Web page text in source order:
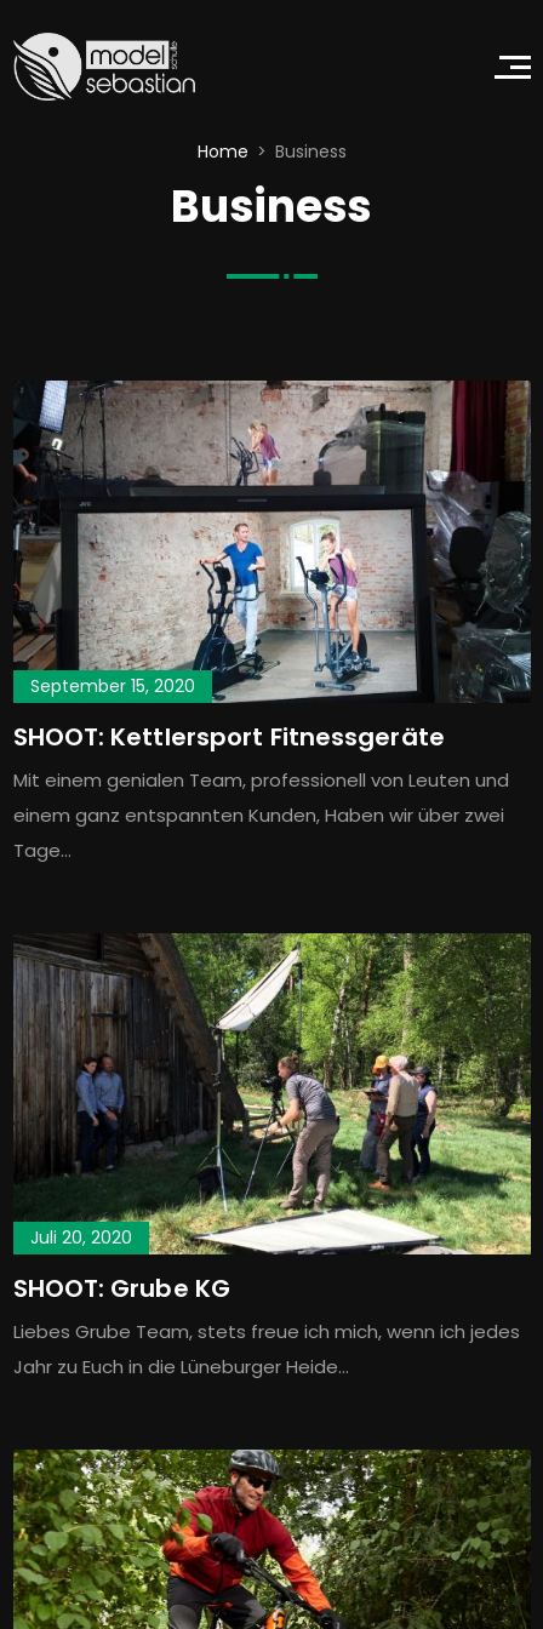
Home Business
Business
September 15, 2020
SHOOT: Kettlersport Fitnessgeräte
Mit einem genialen Team, professionell von Leuten und
einem ganz entspannten Kunden, Haben wir über zwei
Tage…
Juli 20, 2020
SHOOT: Grube KG
Liebes Grube Team, stets freue ich mich, wenn ich jedes
Jahr zu Euch in die Lüneburger Heide…